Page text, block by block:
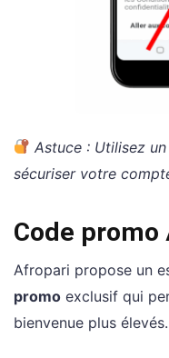
Astuce : Utilisez
sécuriser votre
Code
Afropari propose un
promo exclusif qui
bienvenue plus élevés.